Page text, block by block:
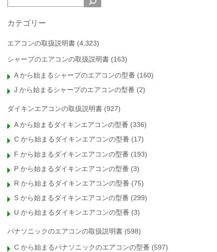
カテゴリー
エアコンの取扱説明書 (4,323)
シャープのエアコンの取扱説明書 (163)
A から始まるシャープのエアコンの型番 (160)
J から始まるシャープのエアコンの型番 (2)
ダイキンエアコンの取扱説明書 (927)
A から始まるダイキンエアコンの型番 (336)
C から始まるダイキンエアコンの型番 (17)
F から始まるダイキンエアコンの型番 (193)
P から始まるダイキンエアコンの型番 (3)
R から始まるダイキンエアコンの型番 (75)
S から始まるダイキンエアコンの型番 (299)
U から始まるダイキンエアコンの型番 (3)
パナソニックのエアコンの取扱説明書 (598)
C から始まるパナソニックのエアコンの型番 (597)